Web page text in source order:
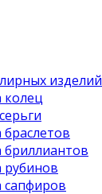
изделий
колец
браслетов
бриллиантов
рубинов
сапфиров